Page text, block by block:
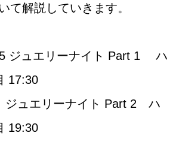
て解説していきます。
ジュエリーナイト Part 1 ハ
17:30
ジュエリーナイト Part 2 ハ
19:30